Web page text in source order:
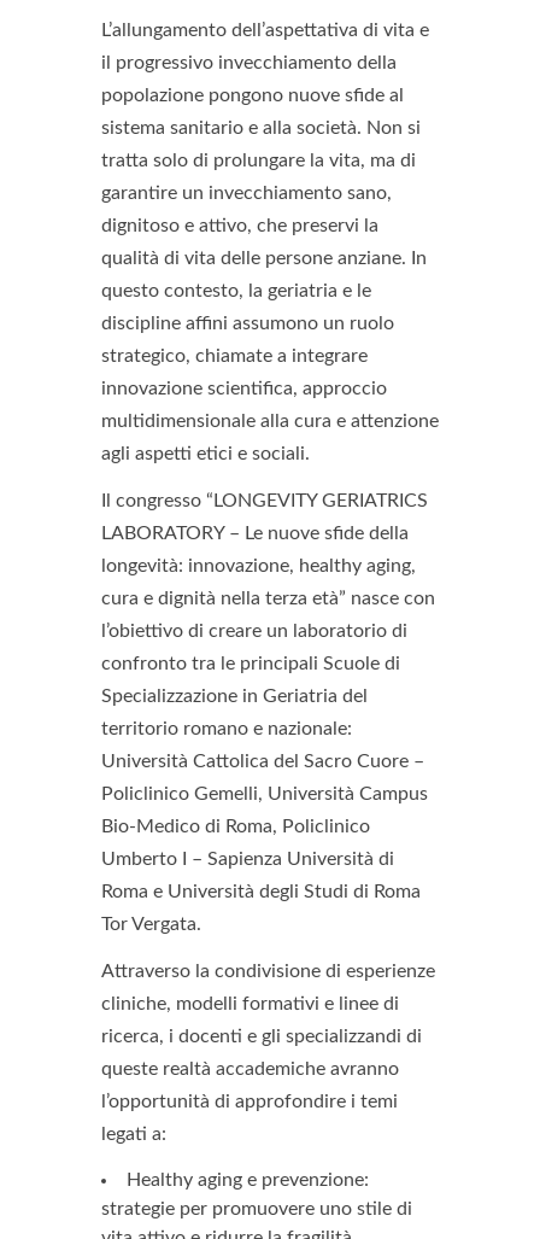
L’allungamento dell’aspettativa di vita e
il progressivo invecchiamento della
popolazione pongono nuove sfide al
sistema sanitario e alla società. Non si
tratta solo di prolungare la vita, ma di
garantire un invecchiamento sano,
dignitoso e attivo, che preservi la
qualità di vita delle persone anziane. In
questo contesto, la geriatria e le
discipline affini assumono un ruolo
strategico, chiamate a integrare
innovazione scientifica, approccio
multidimensionale alla cura e attenzione
agli aspetti etici e sociali.
Il congresso “LONGEVITY GERIATRICS
LABORATORY – Le nuove sfide della
longevità: innovazione, healthy aging,
cura e dignità nella terza età” nasce con
l’obiettivo di creare un laboratorio di
confronto tra le principali Scuole di
Specializzazione in Geriatria del
territorio romano e nazionale:
Università Cattolica del Sacro Cuore –
Policlinico Gemelli, Università Campus
Bio-Medico di Roma, Policlinico
Umberto I – Sapienza Università di
Roma e Università degli Studi di Roma
Tor Vergata.
Attraverso la condivisione di esperienze
cliniche, modelli formativi e linee di
ricerca, i docenti e gli specializzandi di
queste realtà accademiche avranno
l’opportunità di approfondire i temi
legati a:
Healthy aging e prevenzione:
strategie per promuovere uno stile di